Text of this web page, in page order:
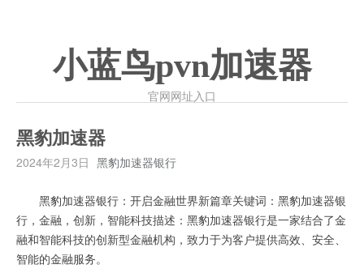
小蓝鸟pvn加速器
官网网址入口
黑豹加速器
2024年2月3日 黑豹加速器银行
黑豹加速器银行：开启金融世界新篇章关键词：黑豹加速器银
行，金融，创新，智能科技描述：黑豹加速器银行是一家结合了金
融和智能科技的创新型金融机构，致力于为客户提供高效、安全、
智能的金融服务。